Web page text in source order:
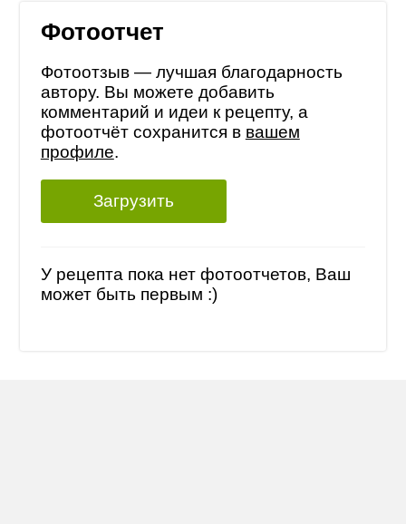
Фотоотчет
Фотоотзыв — лучшая благодарность
автору. Вы можете добавить
комментарий и идеи к рецепту, а
фотоотчёт сохранится в вашем
профиле.
Загрузить
У рецепта пока нет фотоотчетов, Ваш
может быть первым :)